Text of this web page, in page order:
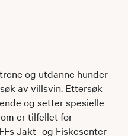
og utdanne hunder
av villsvin. Ettersøk
og setter spesielle
er tilfellet for
Jakt- og Fiskesenter